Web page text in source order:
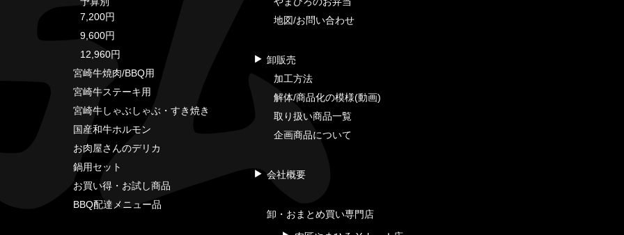
7,200円
9,600円
12,960円
宮崎牛焼肉/BBQ用
宮崎牛ステーキ用
宮崎牛しゃぶしゃぶ・すき焼き
国産和牛ホルモン
お肉屋さんのデリカ
鍋用セット
お買い得・お試し商品
BBQ配達メニュー品
地図/お問い合わせ
卸販売
加工方法
解体/商品化の模様(動画)
取り扱い商品一覧
企画商品について
会社概要
卸・おまとめ買い専門店